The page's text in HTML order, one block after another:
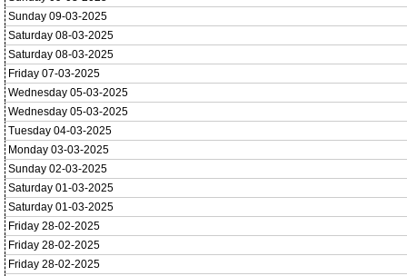
Sunday 09-03-2025
Saturday 08-03-2025
Saturday 08-03-2025
Friday 07-03-2025
Wednesday 05-03-2025
Wednesday 05-03-2025
Tuesday 04-03-2025
Monday 03-03-2025
Sunday 02-03-2025
Saturday 01-03-2025
Saturday 01-03-2025
Friday 28-02-2025
Friday 28-02-2025
Friday 28-02-2025